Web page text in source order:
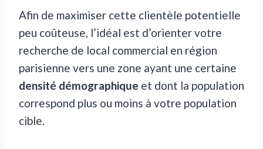
Afin de maximiser cette clientèle potentielle
peu coûteuse, l’idéal est d’orienter votre
recherche de local commercial en région
parisienne vers une zone ayant une certaine
densité démographique et dont la population
correspond plus ou moins à votre population
cible.